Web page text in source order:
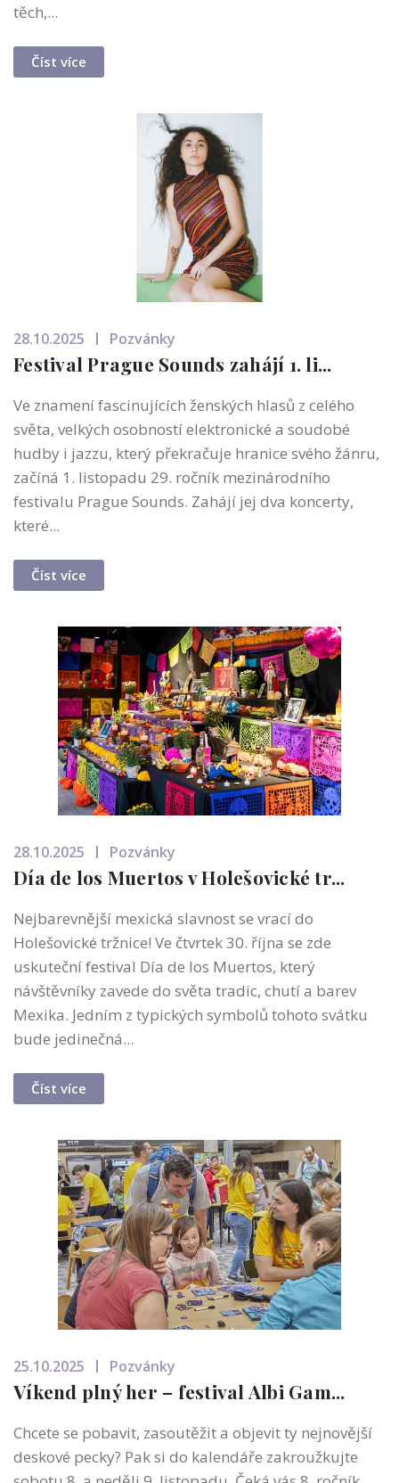
těch,...
Číst více
28.10.2025 Pozvánky
Festival Prague Sounds zahájí 1. li...
Ve znamení fascinujících ženských hlasů z celého
světa, velkých osobností elektronické a soudobé
hudby i jazzu, který překračuje hranice svého žánru,
začíná 1. listopadu 29. ročník mezinárodního
festivalu Prague Sounds. Zahájí jej dva koncerty,
které...
Číst více
28.10.2025 Pozvánky
Día de los Muertos v Holešovické tr...
Nejbarevnější mexická slavnost se vrací do
Holešovické tržnice! Ve čtvrtek 30. října se zde
uskuteční festival Día de los Muertos, který
návštěvníky zavede do světa tradic, chutí a barev
Mexika. Jedním z typických symbolů tohoto svátku
bude jedinečná...
Číst více
25.10.2025 Pozvánky
Víkend plný her – festival Albi Gam...
Chcete se pobavit, zasoutěžit a objevit ty nejnovější
deskové pecky? Pak si do kalendáře zakroužkujte